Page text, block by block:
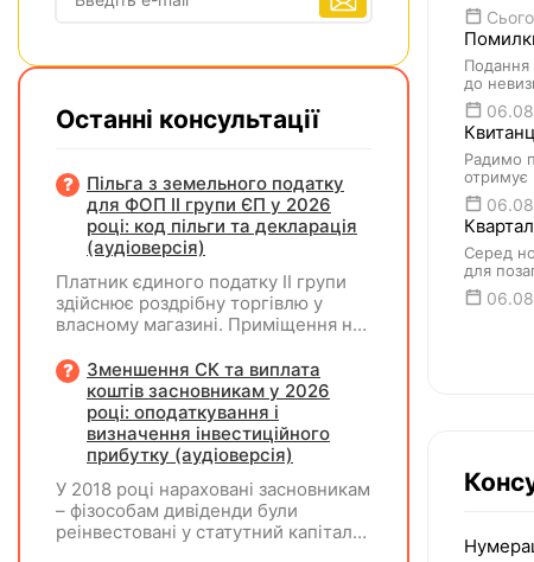
Подання
до
Радимо
отримує
Серед
для
Останні консультації
Пільга з земельного податку
для ФОП ІІ групи ЄП у 2026
році: код пільги та декларація
(аудіоверсія)
Платник єдиного податку ІІ групи
здійснює роздрібну торгівлю у
власному магазині. Приміщення не
земельну ділянку має як ФОП. Як
правильно застосувати пільгу з
земельного податку? Подано
форму №20-ОПП на магазин і
землю. Чи необхідно подавати
та який код пільги зазначати?
Зменшення СК та виплата
коштів засновникам у 2026
році: оподаткування і
визначення інвестиційного
прибутку (аудіоверсія)
У 2018 році нараховані засновникам
– фізособам дивіденди були
реінвестовані у статутний капітал